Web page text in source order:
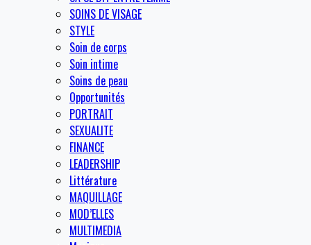
SOINS DE VISAGE
STYLE
Soin de corps
Soin intime
Soins de peau
Opportunités
PORTRAIT
SEXUALITE
FINANCE
LEADERSHIP
Littérature
MAQUILLAGE
MOD’ELLES
MULTIMEDIA